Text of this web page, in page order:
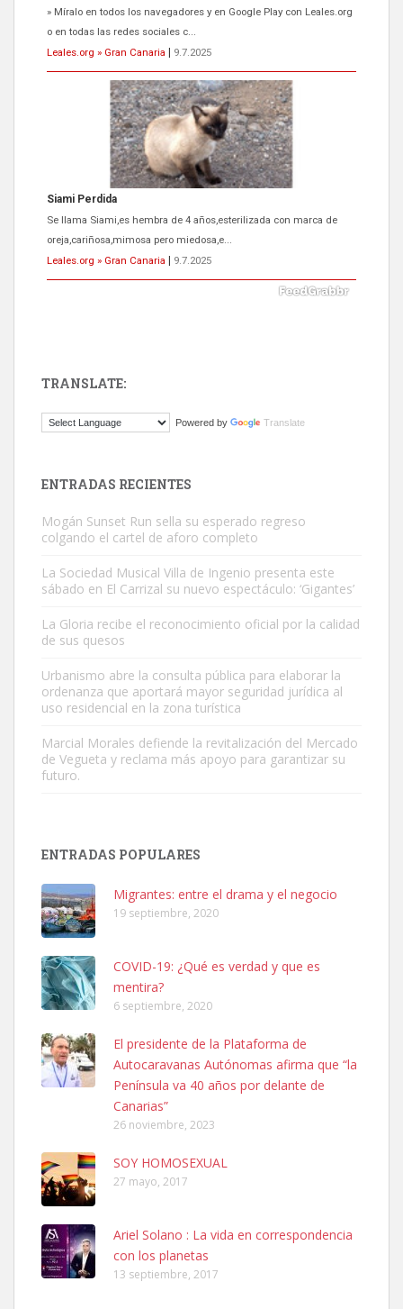
» Míralo en todos los navegadores y en Google Play con Leales.org
o en todas las redes sociales c...
Leales.org » Gran Canaria
9.7.2025
Siami Perdida
Se llama Siami,es hembra de 4 años,esterilizada con marca de
oreja,cariñosa,mimosa pero miedosa,e...
Leales.org » Gran Canaria
9.7.2025
El ayuntamiento se va a llevar a Los Gatos callejeros de la zona los
Este gato macho ha aparecido en la calle hace menos de un mes,
Leales.org » Gran Canaria | 9.7.2025
Leales.org » Gran Canaria
SHIBA PERDIDO AVDA JOSE MESA Y LOPEZ
PERRO MACHO RAZA SHIBA CON MICROCHIP PERDIDO HOY
06/07/2025 ZONA MESA Y LOPEZ. ES MUY ASUSTADIZO
Leales.org » Gran Canaria
6.7.2025
Ninfa perdida
El día 5 se los perdió una ninfa papillera, asustada tiene miedo a la
calle, se perdió por la zon...
TRANSLATE:
Powered by Translate
ENTRADAS RECIENTES
Mogán Sunset Run sella su esperado regreso
colgando el cartel de aforo completo
La Sociedad Musical Villa de Ingenio presenta este
sábado en El Carrizal su nuevo espectáculo: ‘Gigantes’
La Gloria recibe el reconocimiento oficial por la calidad
de sus quesos
Urbanismo abre la consulta pública para elaborar la
ordenanza que aportará mayor seguridad jurídica al
uso residencial en la zona turística
Marcial Morales defiende la revitalización del Mercado
de Vegueta y reclama más apoyo para garantizar su
futuro.
ENTRADAS POPULARES
Migrantes: entre el drama y el negocio
19 septiembre, 2020
COVID-19: ¿Qué es verdad y que es
mentira?
6 septiembre, 2020
El presidente de la Plataforma de
Autocaravanas Autónomas afirma que “la
Península va 40 años por delante de
Canarias”
26 noviembre, 2023
SOY HOMOSEXUAL
27 mayo, 2017
Ariel Solano : La vida en correspondencia
con los planetas
13 septiembre, 2017